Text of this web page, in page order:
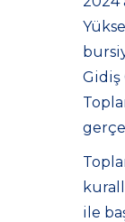
Gidiş
ile